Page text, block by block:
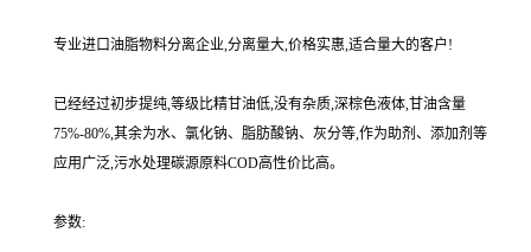
专业进口油脂物料分离企业,分离量大,价格实惠,适合量大的客户!
已经经过初步提纯,等级比精甘油低,没有杂质,深棕色液体,甘油含量
75%-80%,其余为水、氯化钠、脂肪酸钠、灰分等,作为助剂、添加剂等
应用广泛,污水处理碳源原料COD高性价比高。
参数: